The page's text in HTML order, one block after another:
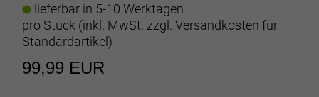
lieferbar in 5-10 Werktagen
pro Stück (inkl. MwSt. zzgl. Versandkosten für
Standardartikel)
99,99 EUR